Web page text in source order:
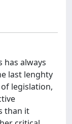
always
last lenghty
legislation,
than it